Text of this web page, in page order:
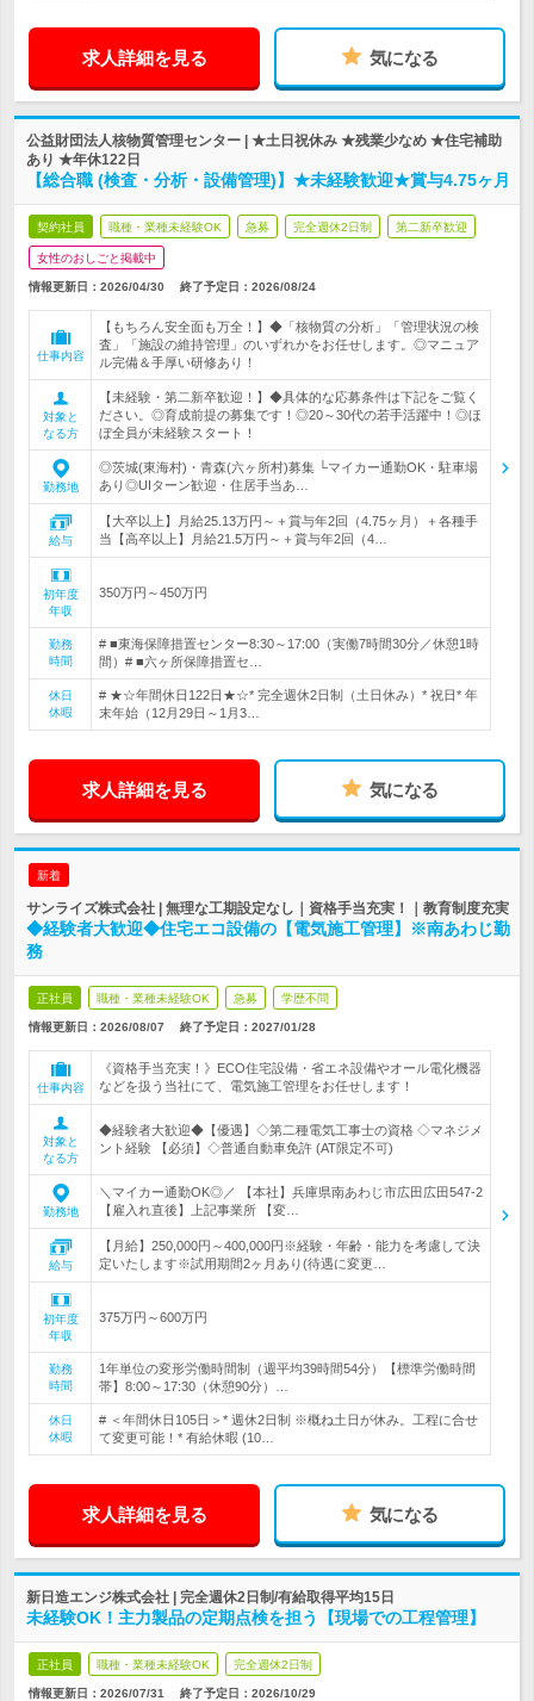
求人詳細を見る 気になる
公益財団法人核物質管理センター | ★土日祝休み ★残業少なめ ★住宅補助
あり ★年休122日
【総合職 (検査・分析・設備管理)】★未経験歓迎★賞与4.75ヶ月
契約社員 職種・業種未経験OK 急募 完全週休2日制 第二新卒歓迎
女性のおしごと掲載中
情報更新日：2026/04/30 終了予定日： 2026/08/24
仕事内容
【もちろん安全面も万全！】◆「核物質の分析」「管理状況の検
査」「施設の維持管理」のいずれかをお任せします。◎マニュア
ル完備＆手厚い研修あり！
対象と
なる方
【未経験・第二新卒歓迎！】◆具体的な応募条件は下記をご覧く
ださい。◎育成前提の募集です！◎20～30代の若手活躍中！◎ほ
ぼ全員が未経験スタート！
勤務地
◎茨城(東海村)・青森(六ヶ所村)募集 └マイカー通勤OK・駐車場
あり◎UIターン歓迎・住居手当あ…
給与
【大卒以上】月給25.13万円～＋賞与年2回（4.75ヶ月）＋各種手
当【高卒以上】月給21.5万円～＋賞与年2回（4…
初年度
年収
350万円～450万円
勤務
時間
# ■東海保障措置センター8:30～17:00（実働7時間30分／休憩1時
間）# ■六ヶ所保障措置セ…
休日
休暇
# ★☆年間休日122日★☆* 完全週休2日制（土日休み）* 祝日* 年
末年始（12月29日～1月3…
求人詳細を見る 気になる
新着
サンライズ株式会社 | 無理な工期設定なし｜資格手当充実！｜教育制度充実
◆経験者大歓迎◆住宅エコ設備の【電気施工管理】※南あわじ勤
務
正社員 職種・業種未経験OK 急募 学歴不問
情報更新日：2026/08/07 終了予定日： 2027/01/28
仕事内容
《資格手当充実！》ECO住宅設備・省エネ設備やオール電化機器
などを扱う当社にて、電気施工管理をお任せします！
対象と
なる方
◆経験者大歓迎◆【優遇】◇第二種電気工事士の資格 ◇マネジメ
ント経験 【必須】◇普通自動車免許 (AT限定不可)
勤務地
＼マイカー通勤OK◎／ 【本社】兵庫県南あわじ市広田広田547-2
【雇入れ直後】上記事業所 【変…
給与
【月給】250,000円～400,000円※経験・年齢・能力を考慮して決
定いたします※試用期間2ヶ月あり(待遇に変更…
初年度
年収
375万円～600万円
勤務
時間
1年単位の変形労働時間制（週平均39時間54分）【標準労働時間
帯】8:00～17:30（休憩90分）…
休日
休暇
# ＜年間休日105日＞* 週休2日制 ※概ね土日が休み。工程に合せ
て変更可能！* 有給休暇 (10…
求人詳細を見る 気になる
新日造エンジ株式会社 | 完全週休2日制/有給取得平均15日
未経験OK！主力製品の定期点検を担う【現場での工程管理】
正社員 職種・業種未経験OK 完全週休2日制
情報更新日：2026/07/31 終了予定日： 2026/10/29